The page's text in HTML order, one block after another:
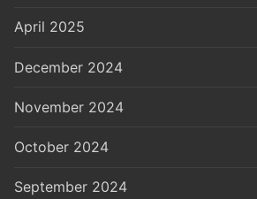
April 2025
December 2024
November 2024
October 2024
September 2024